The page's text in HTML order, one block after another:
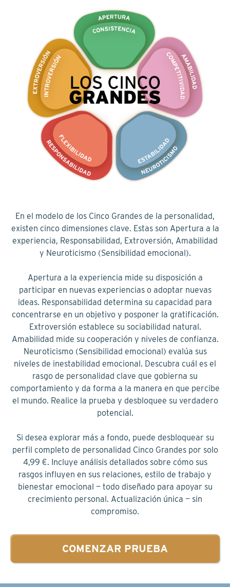
En el modelo de los Cinco Grandes de la personalidad,
existen cinco dimensiones clave. Estas son Apertura a la
experiencia, Responsabilidad, Extroversión, Amabilidad
y Neuroticismo (Sensibilidad emocional).
Apertura a la experiencia mide su disposición a
participar en nuevas experiencias o adoptar nuevas
ideas. Responsabilidad determina su capacidad para
concentrarse en un objetivo y posponer la gratificación.
Extroversión establece su sociabilidad natural.
Amabilidad mide su cooperación y niveles de confianza.
Neuroticismo (Sensibilidad emocional) evalúa sus
niveles de inestabilidad emocional. Descubra cuál es el
rasgo de personalidad clave que gobierna su
comportamiento y da forma a la manera en que percibe
el mundo. Realice la prueba y desbloquee su verdadero
potencial.
Si desea explorar más a fondo, puede desbloquear su
perfil completo de personalidad Cinco Grandes por solo
4,99 €. Incluye análisis detallados sobre cómo sus
rasgos influyen en sus relaciones, estilo de trabajo y
bienestar emocional — todo diseñado para apoyar su
crecimiento personal. Actualización única — sin
compromiso.
COMENZAR PRUEBA